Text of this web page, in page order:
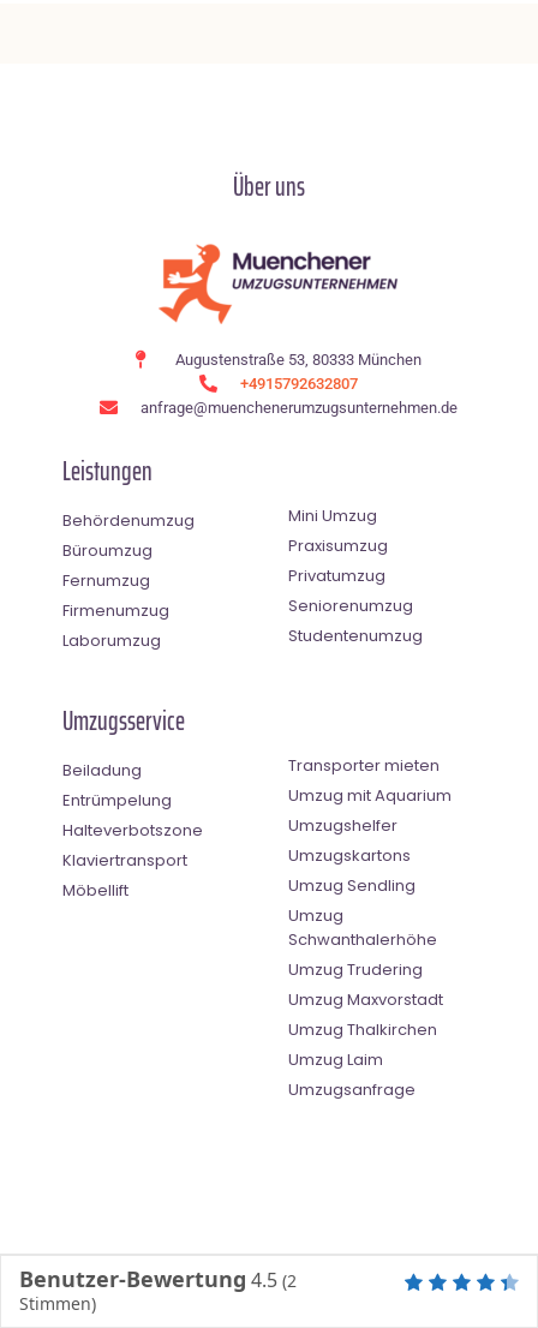
Über uns
Augustenstraße 53, 80333 München
+4915792632807
anfrage@muenchenerumzugsunternehmen.de
Leistungen
Behördenumzug
Büroumzug
Fernumzug
Firmenumzug
Laborumzug
Mini Umzug
Praxisumzug
Privatumzug
Seniorenumzug
Studentenumzug
Umzugsservice
Beiladung
Entrümpelung
Halteverbotszone
Klaviertransport
Möbellift
Transporter mieten
Umzug mit Aquarium
Umzugshelfer
Umzugskartons
Umzug Sendling
Umzug
Schwanthalerhöhe
Umzug Trudering
Umzug Maxvorstadt
Umzug Thalkirchen
Umzug Laim
Umzugsanfrage
Benutzer-Bewertung 4.5 (2
Stimmen)